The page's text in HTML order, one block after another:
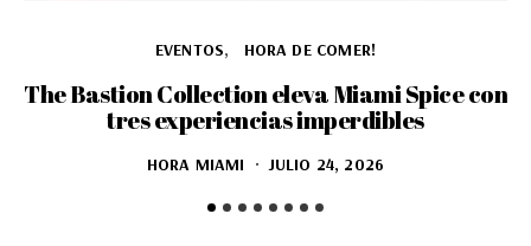
EVENTOS HORA DE COMER!
The Bastion Collection eleva Miami Spice con
tres experiencias imperdibles
HORA MIAMI JULIO 24, 2026